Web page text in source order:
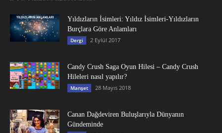
Yıldızların İsimleri: Yıldız İsimleri-Yıldızların
Burçlara Göre Anlamları
Dergi 2 Eylül 2017
Candy Crush Saga Oyun Hilesi – Candy Crush
Hileleri nasıl yapılır?
Manşet 28 Mayıs 2018
Canan Dağdeviren Buluşlarıyla Dünyanın
Gündeminde